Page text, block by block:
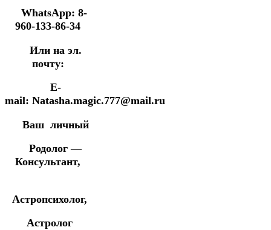
WhatsApp: 8-
960-133-86-34
Или на эл.
почту:
E-
mail: Natasha.magic.777@mail.ru
Ваш личный
Родолог —
Консультант,
Астропсихолог,
Астролог